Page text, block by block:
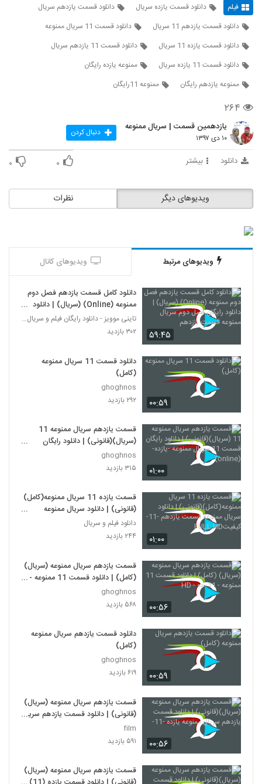
فیلم دانلود قسمت یازده سریال
دانلود قسمت یازدهم سریال
دانلود قسمت یازدهم 11 سریال
دانلود قسمت 11 سریال ممنوعه
دانلود قسمت یازده 11 سریال
دانلود قسمت 11 یازدهم سریال
دانلود قسمت 11 یازده سریال
ممنوعه یازده رایگان
ممنوعه یازدهم رایگان
ممنوعه 11رایگان
۲۶۴
یازدهمین قسمت | سریال ممنوعه
۱۰ دی ۱۳۹۷ دنبال کردن
دانلود بیشتر ۰ ۰
نظرات ویدیوهای دیگر
ویدیوهای مرتبط ویدیوهای کانال
۵۹:۴۵
دانلود کامل قسمت یازدهم فصل دوم
ممنوعه (Online) (سریال) | دانلود
رایگان فصل دوم سریال ممنوعه
قسمت یازدهم
تاینی موویز - دانلود رایگان فیلم و سریال ایرانی جد
۳۰۲ بازدید
۰۰:۵۹
دانلود قسمت 11 سریال ممنوعه
(کامل)
ghoghnos
۲۹۲ بازدید
۰۱:۰۰
قسمت یازدهم سریال ممنوعه 11
(سریال)(قانونی) | دانلود رایگان
قسمت 11 سریال ممنوعه -یازده-
(online)
ghoghnos
۳۱۵ بازدید
۰۱:۰۰
قسمت یازده 11 سریال ممنوعه(کامل)
(قانونی) | دانلود سریال ممنوعه
قسمت یازدهم -11-کیفیتFULL HD
دانلود فیلم و سریال
۲۴۴ بازدید
۰۰:۵۶
قسمت یازدهم سریال ممنوعه (سریال)
(کامل) | دانلود قسمت 11 ممنوعه -
11- ده - HD
ghoghnos
۵۶۸ بازدید
۰۰:۵۹
دانلود قسمت یازدهم سریال ممنوعه
(کامل)
ghoghnos
۶۱۹ بازدید
۰۰:۵۶
قسمت یازدهم سریال ممنوعه (سریال)
(قانونی) | دانلود قسمت یازدهم سریال
ممنوعه یازده -11-
film
۵۹۱ بازدید
قسمت یازدهم سریال ممنوعه (سریال)